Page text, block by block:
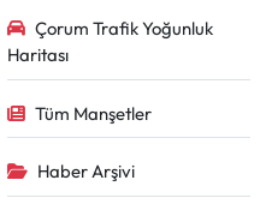
Çorum Trafik Yoğunluk
Haritası
Tüm Manşetler
Haber Arşivi